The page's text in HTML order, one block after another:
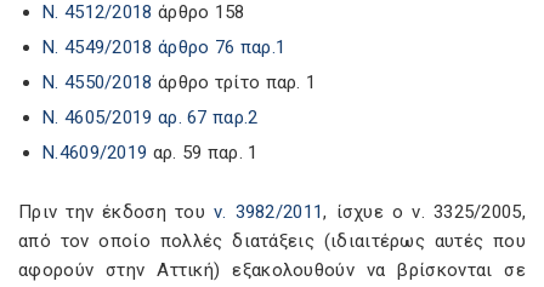
Ν. 4512/2018 άρθρο 158
Ν. 4549/2018 άρθρο 76 παρ.1
Ν. 4550/2018 άρθρο τρίτο παρ. 1
Ν. 4605/2019 αρ. 67 παρ.2
Ν.4609/2019 αρ. 59 παρ. 1
Πριν την έκδοση του ν. 3982/2011, ίσχυε ο ν. 3325/2005,
από τον οποίο πολλές διατάξεις (ιδιαιτέρως αυτές που
αφορούν στην Αττική) εξακολουθούν να βρίσκονται σε